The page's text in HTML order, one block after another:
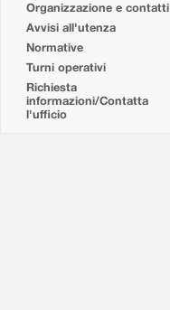
Organizzazione e contatti
Avvisi all'utenza
Normative
Turni operativi
Richiesta
informazioni/Contatta
l'ufficio